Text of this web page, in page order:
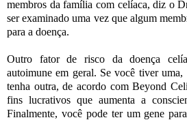
membros da família com celíaca, diz o
ser examinado uma vez que algum
para a doença.
Outro fator de risco da doença
autoimune em geral. Se você tiver
tenha outra, de acordo com Beyond
fins lucrativos que aumenta a
Finalmente, você pode ter um gene